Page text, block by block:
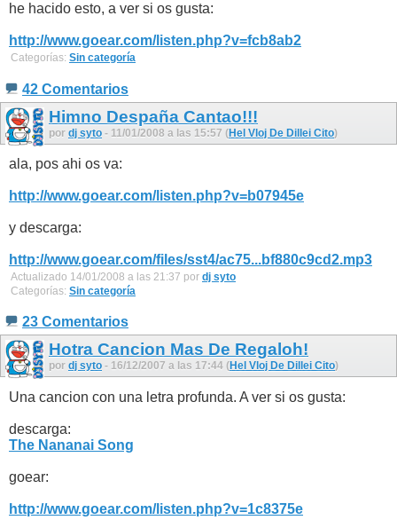
he hacido esto, a ver si os gusta:
http://www.goear.com/listen.php?v=fcb8ab2
Categorías: Sin categoría
42 Comentarios
Himno Despaña Cantao!!!
por dj syto - 11/01/2008 a las 15:57 (Hel Vloj De Dillei Cito)
ala, pos ahi os va:
http://www.goear.com/listen.php?v=b07945e
y descarga:
http://www.goear.com/files/sst4/ac75...bf880c9cd2.mp3
Actualizado 14/01/2008 a las 21:37 por dj syto
Categorías: Sin categoría
23 Comentarios
Hotra Cancion Mas De Regaloh!
por dj syto - 16/12/2007 a las 17:44 (Hel Vloj De Dillei Cito)
Una cancion con una letra profunda. A ver si os gusta:
descarga:
The Nananai Song
goear:
http://www.goear.com/listen.php?v=1c8375e